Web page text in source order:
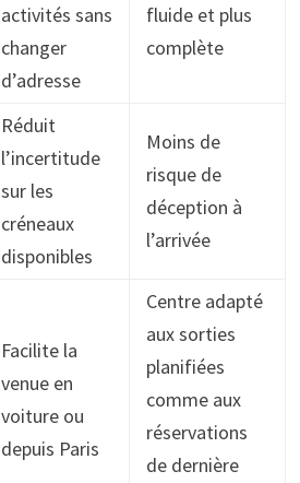
activités sans
changer
d’adresse
fluide et plus
complète
Réduit
l’incertitude
sur les
créneaux
disponibles
Moins de
risque de
déception à
l’arrivée
Facilite la
venue en
voiture ou
depuis Paris
Centre adapté
aux sorties
planifiées
comme aux
réservations
de dernière